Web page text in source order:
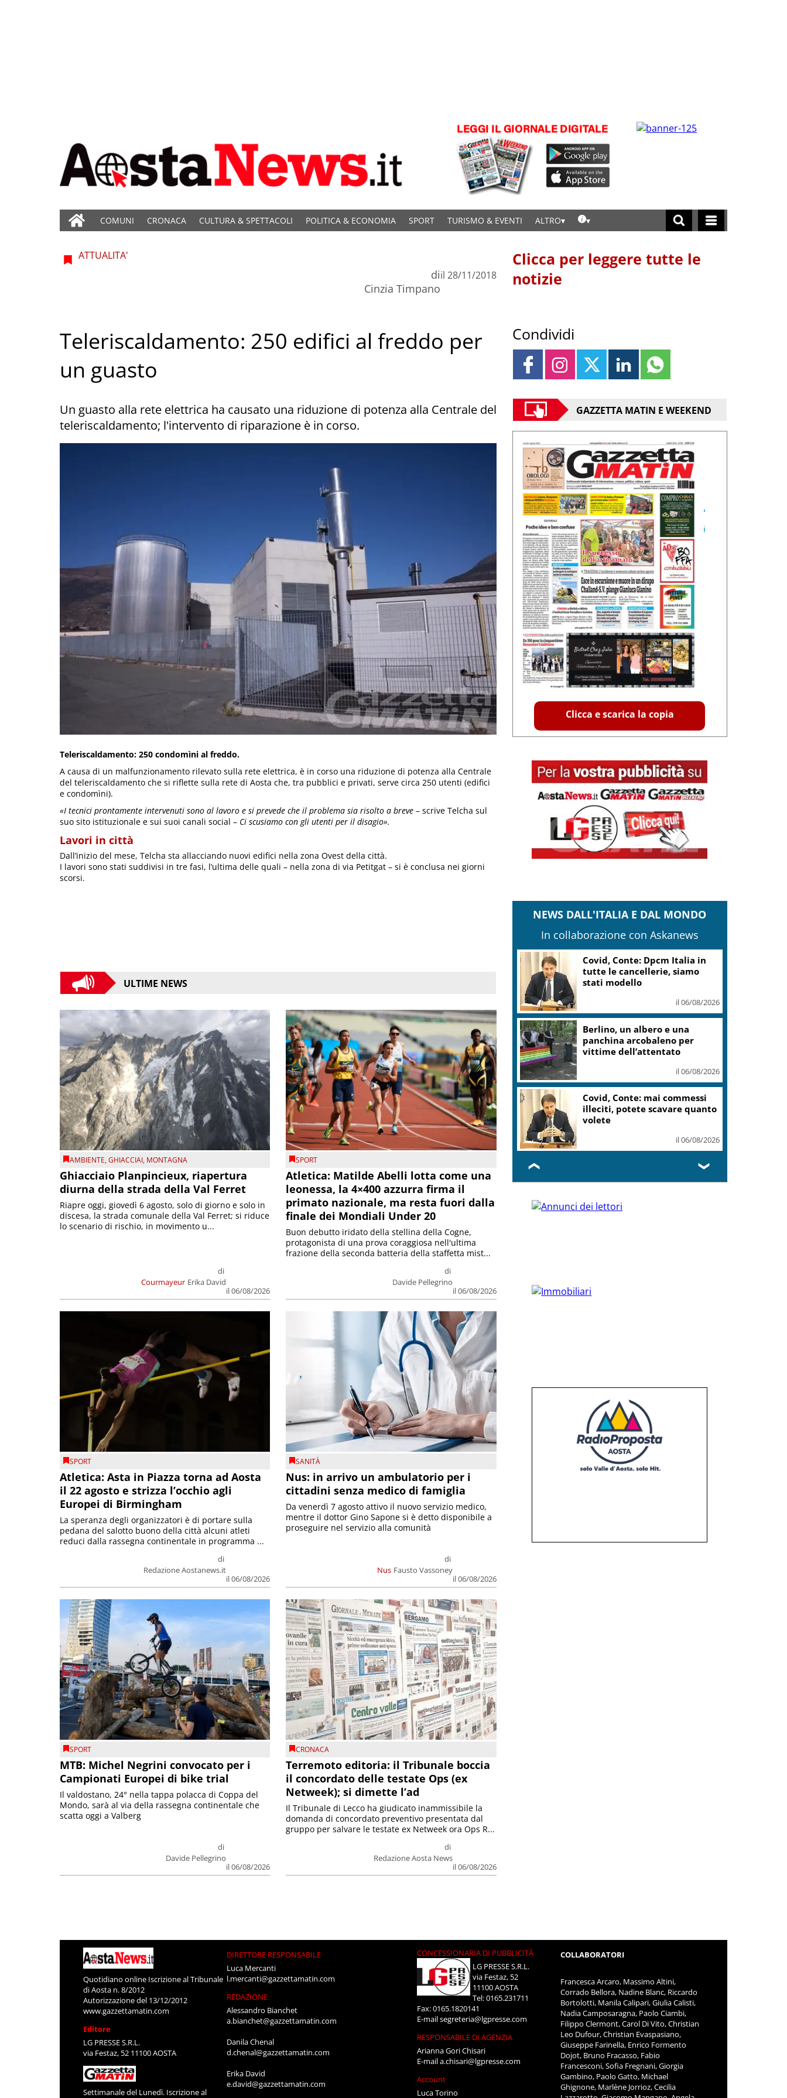
COMUNI CRONACA CULTURA & SPETTACOLI POLITICA & ECONOMIA SPORT TURISMO & EVENTI ALTRO
ATTUALITA'
di
Cinzia Timpano
il 28/11/2018
Teleriscaldamento: 250 edifici al freddo per
un guasto
Un guasto alla rete elettrica ha causato una riduzione di potenza alla Centrale del
teleriscaldamento; l'intervento di riparazione è in corso.
Teleriscaldamento: 250 condomìni al freddo.
A causa di un malfunzionamento rilevato sulla rete elettrica, è in corso una riduzione di potenza alla Centrale
del teleriscaldamento che si riflette sulla rete di Aosta che, tra pubblici e privati, serve circa 250 utenti (edifici
e condomìni).
«I tecnici prontamente intervenuti sono al lavoro e si prevede che il problema sia risolto a breve – scrive Telcha sul
suo sito istituzionale e sui suoi canali social – Ci scusiamo con gli utenti per il disagio».
Lavori in città
Dall’inizio del mese, Telcha sta allacciando nuovi edifici nella zona Ovest della città.
I lavori sono stati suddivisi in tre fasi, l’ultima delle quali – nella zona di via Petitgat – si è conclusa nei giorni
scorsi.
ULTIME NEWS
AMBIENTE,GHIACCIAI, MONTAGNA
Ghiacciaio Planpincieux, riapertura
diurna della strada della Val Ferret
Courmayeur
di
Erika David
il 06/08/2026
Riapre oggi, giovedì 6 agosto, solo di giorno e solo in
discesa, la strada comunale della Val Ferret; si riduce
lo scenario di rischio, in movimento u...
SPORT
Atletica: Matilde Abelli lotta come una
leonessa, la 4×400 azzurra firma il
primato nazionale, ma resta fuori dalla
finale dei Mondiali Under 20
di
Davide Pellegrino
il 06/08/2026
Buon debutto iridato della stellina della Cogne,
protagonista di una prova coraggiosa nell'ultima
frazione della seconda batteria della staffetta mist...
SPORT
Atletica: Asta in Piazza torna ad Aosta
il 22 agosto e strizza l’occhio agli
Europei di Birmingham
di
Redazione Aostanews.it
il 06/08/2026
La speranza degli organizzatori è di portare sulla
pedana del salotto buono della città alcuni atleti
reduci dalla rassegna continentale in programma ...
SANITÀ
Nus: in arrivo un ambulatorio per i
cittadini senza medico di famiglia
Nus
di
Fausto Vassoney
il 06/08/2026
Da venerdì 7 agosto attivo il nuovo servizio medico,
mentre il dottor Gino Sapone si è detto disponibile a
proseguire nel servizio alla comunità
SPORT
MTB: Michel Negrini convocato per i
Campionati Europei di bike trial
di
Davide Pellegrino
il 06/08/2026
Il valdostano, 24° nella tappa polacca di Coppa del
Mondo, sarà al via della rassegna continentale che
scatta oggi a Valberg
CRONACA
Terremoto editoria: il Tribunale boccia
il concordato delle testate Ops (ex
Netweek); si dimette l’ad
di
Redazione Aosta News
il 06/08/2026
Il Tribunale di Lecco ha giudicato inammissibile la
domanda di concordato preventivo presentata dal
gruppo per salvare le testate ex Netweek ora Ops R...
Clicca per leggere tutte le
notizie
Condividi
GAZZETTA MATIN E WEEKEND
Clicca e scarica la copia
NEWS DALL'ITALIA E DAL MONDO
In collaborazione con Askanews
Covid, Conte: Dpcm Italia in
tutte le cancellerie, siamo
stati modello
il 06/08/2026
Berlino, un albero e una
panchina arcobaleno per
vittime dell’attentato
il 06/08/2026
Covid, Conte: mai commessi
illeciti, potete scavare quanto
volete
il 06/08/2026
❮ ❯
Quotidiano online Iscrizione al Tribunale
di Aosta n. 8/2012
Autorizzazione del 13/12/2012
www.gazzettamatin.com
Editore
LG PRESSE S.R.L.
via Festaz, 52 11100 AOSTA
Settimanale del Lunedì. Iscrizione al
DIRETTORE RESPONSABILE
Luca Mercanti
l.mercanti@gazzettamatin.com
REDAZIONE
Alessandro Bianchet
a.bianchet@gazzettamatin.com
Danila Chenal
d.chenal@gazzettamatin.com
Erika David
e.david@gazzettamatin.com
CONCESSIONARIA DI PUBBLICITÀ
LG PRESSE S.R.L.
via Festaz, 52
11100 AOSTA
Tel: 0165.231711
Fax: 0165.1820141
E-mailsegreteria@lgpresse.com
RESPONSABILE DI AGENZIA
Arianna Gori Chisari
E-maila.chisari@lgpresse.com
Account
Luca Torino
COLLABORATORI
Francesca Arcaro, Massimo Altini,
Corrado Bellora, Nadine Blanc, Riccardo
Bortolotti, Manila Calipari, Giulia Calisti,
Nadia Camposaragna, Paolo Ciambi,
Filippo Clermont, Carol Di Vito, Christian
Leo Dufour, Christian Evaspasiano,
Giuseppe Farinella, Enrico Formento
Dojot, Bruno Fracasso, Fabio
Francesconi, Sofia Fregnani, Giorgia
Gambino, Paolo Gatto, Michael
Ghignone, Marlène Jorrioz, Cecilia